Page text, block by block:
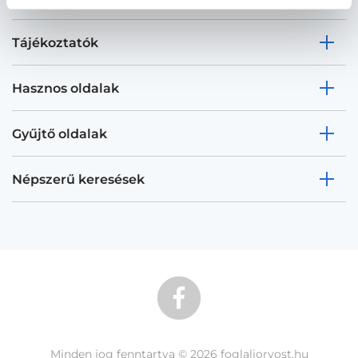
Tájékoztatók
Hasznos oldalak
Gyűjtő oldalak
Népszerű keresések
Minden jog fenntartva © 2026 foglaljorvost.hu